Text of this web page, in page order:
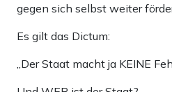
gegen sich selbst weiter
Es gilt das Dictum:
„Der Staat macht ja KEINE